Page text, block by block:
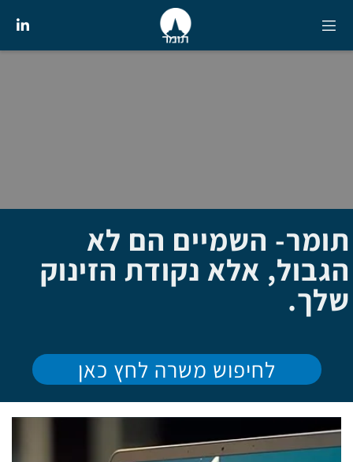
תומר- השמיים הם לא
הגבול, אלא נקודת הזינוק
שלך.
לחיפוש משרה לחץ כאן